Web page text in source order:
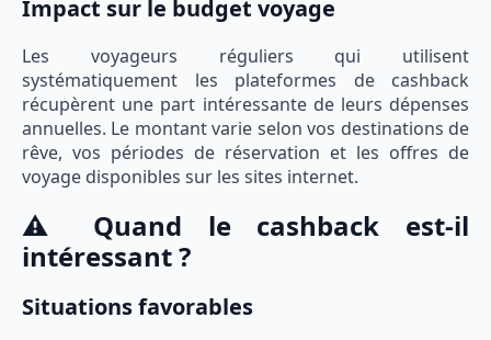
Impact sur le budget voyage
Les voyageurs réguliers qui utilisent
systématiquement les plateformes de cashback
récupèrent une part intéressante de leurs dépenses
annuelles. Le montant varie selon vos destinations de
rêve, vos périodes de réservation et les offres de
voyage disponibles sur les sites internet.
⚠️ Quand le cashback est-il
intéressant ?
Situations favorables